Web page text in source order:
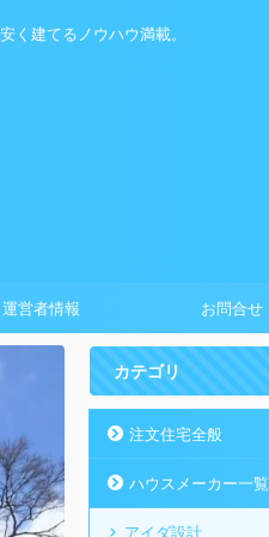
く建てるノウハウ満載。
運営者情報 お問合せ
カテゴリ
注文住宅全般
ハウスメーカー一覧
アイダ設計